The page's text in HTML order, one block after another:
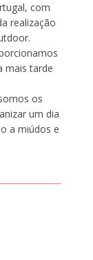
com
realização
mais tarde
os
um dia
a miúdos e